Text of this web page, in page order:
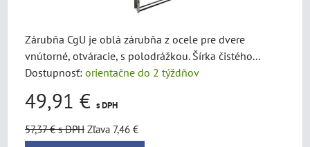
Zárubňa CgU je oblá zárubňa z ocele pre dvere
vnútorné, otváracie, s polodrážkou. Šírka čistého...
Dostupnosť: orientačne do 2 týždňov
49,91 € s DPH
57,37 €s DPH Zľava 7,46 €